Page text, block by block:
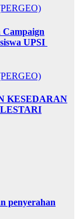
Campaign
UPSI
KESEDARAN
penyerahan